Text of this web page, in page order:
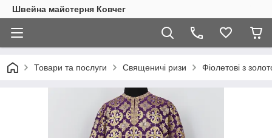
Швейна майстерня Ковчег
Товари та послуги Священичі ризи Фіолетові з